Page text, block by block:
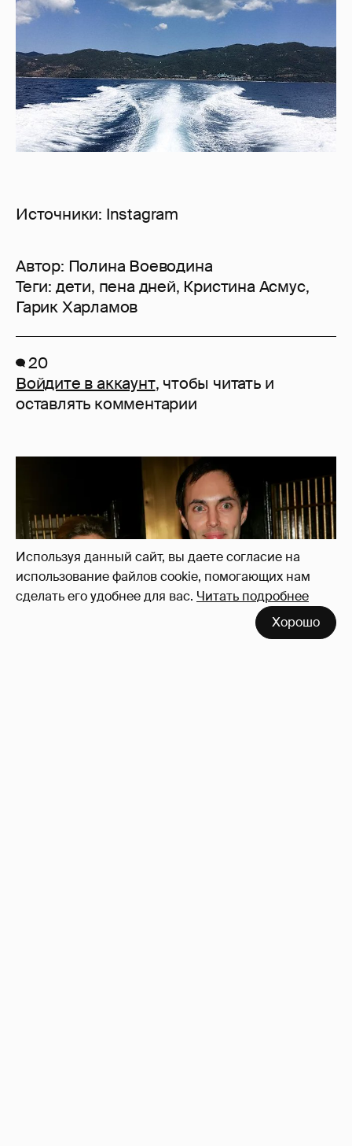
Используя данный сайт, вы даете согласие на
использование файлов cookie, помогающих нам
сделать его удобнее для вас. Читать подробнее
Хорошо
Источники: Instagram
Автор: Полина Воеводина
Теги: дети, пена дней, Кристина Асмус,
Гарик Харламов
20
Войдите в аккаунт, чтобы читать и
оставлять комментарии